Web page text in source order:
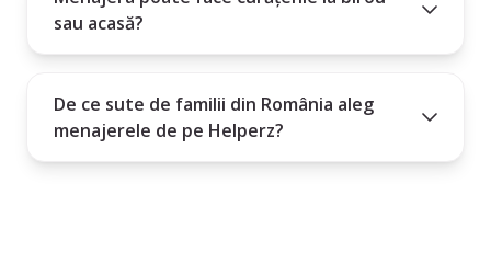
sau acasă?
De ce sute de familii din România aleg
menajerele de pe Helperz?